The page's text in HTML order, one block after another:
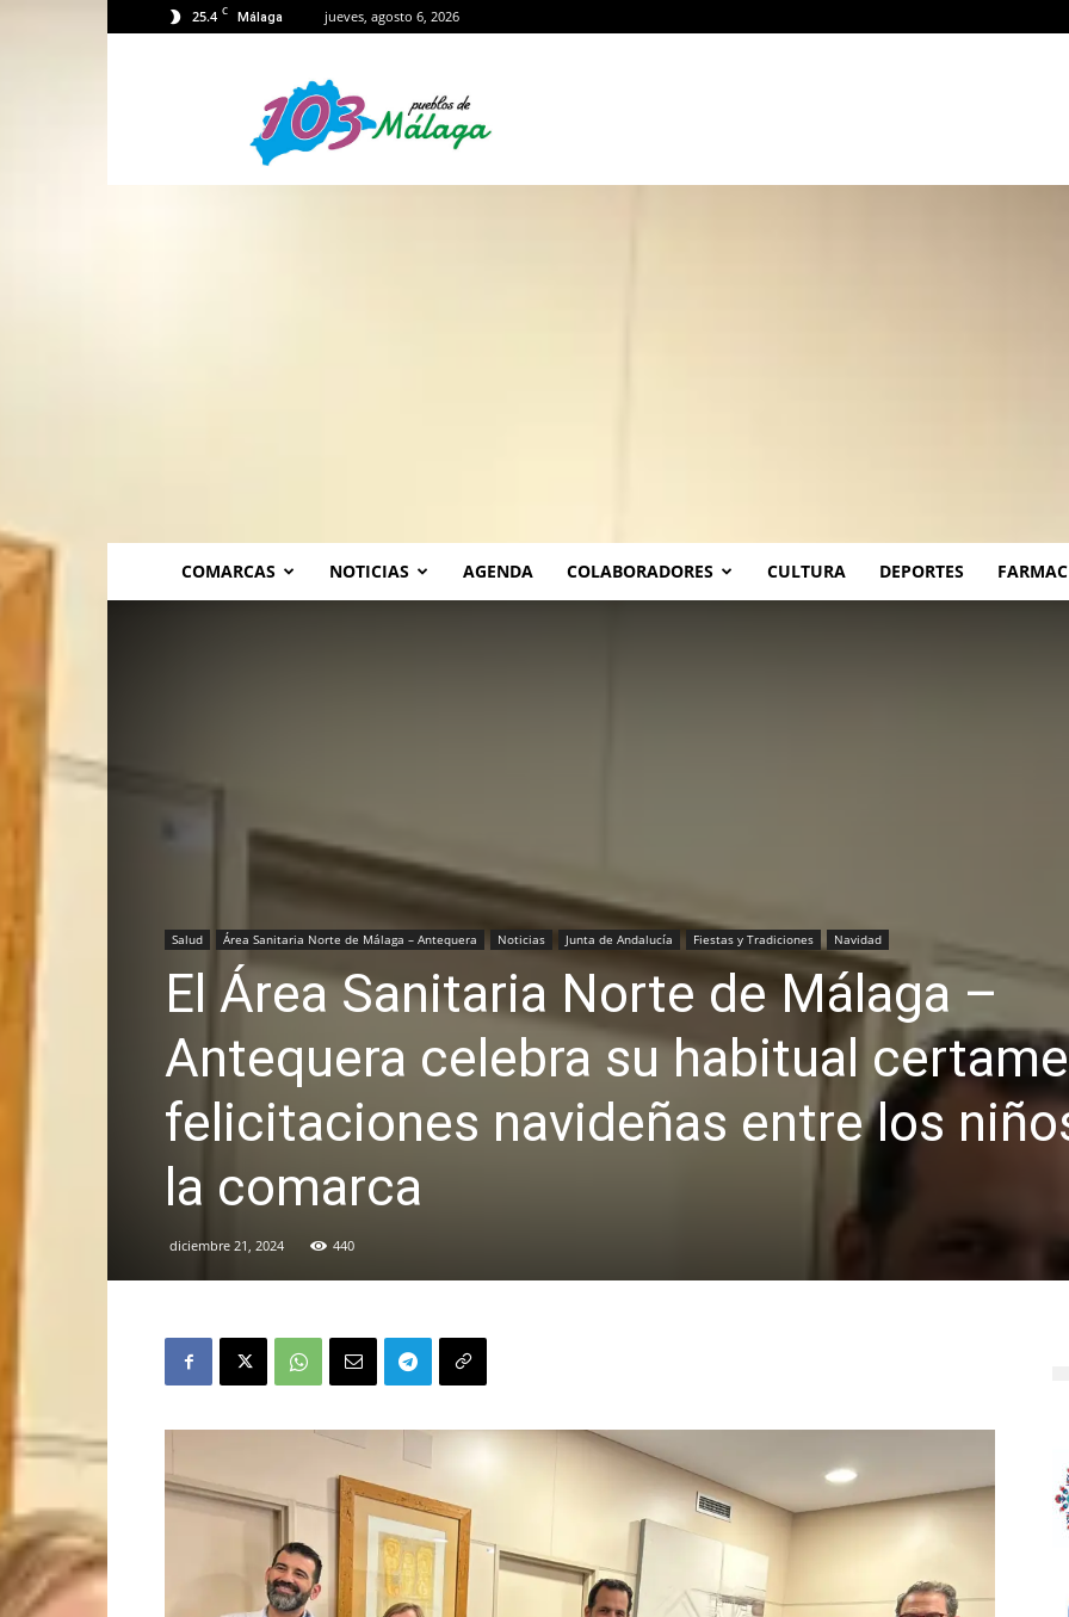
25.4 C Málaga jueves, agosto 6, 2026
Málaga
COMARCAS NOTICIAS AGENDA COLABORADORES CULTURA DEPORTES
Salud Área Sanitaria Norte de Málaga – Antequera Noticias Junta de Andalucía Fiestas y Tradiciones Navidad
El Área Sanitaria Norte de Málaga –
Antequera celebra su habitual
felicitaciones navideñas entre los
la comarca
diciembre 21, 2024 440